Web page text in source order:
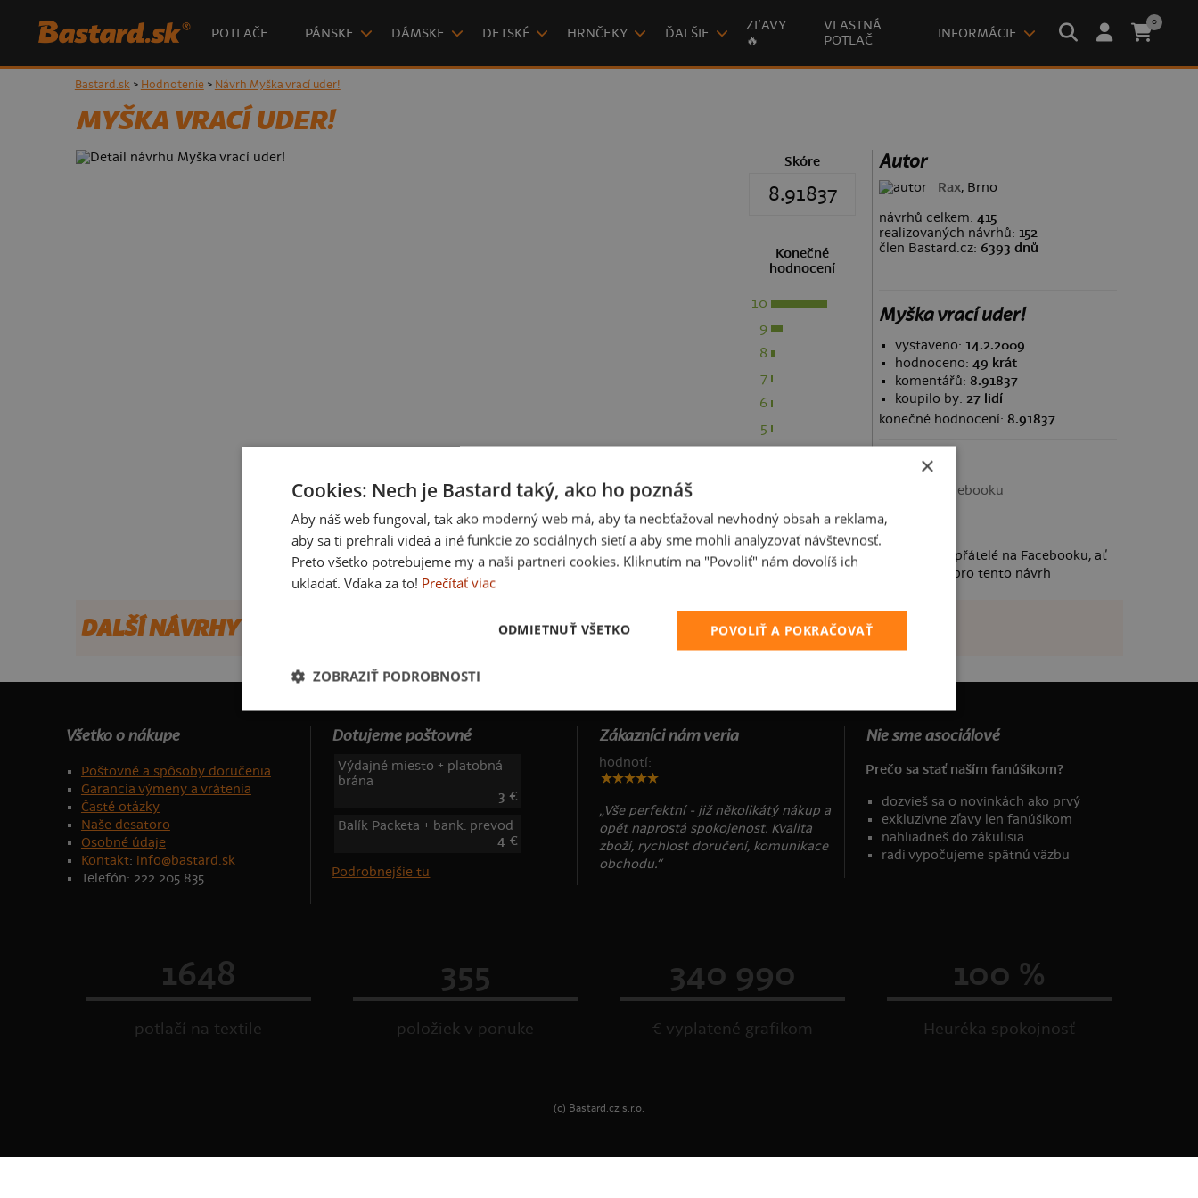
POTLAČE PÁNSKE DÁMSKE DETSKÉ HRNČEKY ĎALŠIE
ZĽAVY
🔥
VLASTNÁ
POTLAČ
INFORMÁCIE
0
Bastard.sk> Hodnotenie> Návrh Myška vrací uder!
MYŠKA VRACÍ UDER!
Skóre
8.91837
Konečné
hodnocení
10
9
8
7
6
5
Autor
Rax, Brno
návrhů celkem: 415
realizovaných návrhů: 152
člen Bastard.cz: 6393 dnů
Myška vrací uder!
vystaveno: 14.2.2009
hodnoceno: 49 krát
komentářů: 8.91837
koupilo by: 27 lidí
konečné hodnocení: 8.91837
Sdílení
Sdílet na Facebooku
Požádej své přátelé na Facebooku, ať
taky hlasují pro tento návrh
DALŠÍ NÁVRHY OD RAX
Všetko o nákupe
Poštovné a spôsoby doručenia
Garancia výmeny a vrátenia
Časté otázky
Naše desatoro
Osobné údaje
Kontakt: info@bastard.sk
Telefón: 222 205 835
Dotujeme poštovné
Výdajné miesto + platobná
brána
3 €
Balík Packeta + bank. prevod
4 €
Podrobnejšie tu
Zákazníci nám veria
hodnotí:
„Vše perfektní - již několikátý nákup a
opět naprostá spokojenost. Kvalita
zboží, rychlost doručení, komunikace
obchodu.“
Nie sme asociálové
Prečo sa stať naším fanúšikom?
dozvieš sa o novinkách ako prvý
exkluzívne zľavy len fanúšikom
nahliadneš do zákulisia
radi vypočujeme spätnú väzbu
1648
potlačí na textile
355
položiek v ponuke
340 990
€ vyplatené grafikom
100 %
Heuréka spokojnosť
(c) Bastard.cz s.r.o.
×
Cookies: Nech je Bastard taký, ako ho poznáš
Aby náš web fungoval, tak ako moderný web má, aby ťa neobťažoval nevhodný obsah a reklama,
aby sa ti prehrali videá a iné funkcie zo sociálnych sietí a aby sme mohli analyzovať návštevnosť.
Preto všetko potrebujeme my a naši partneri cookies. Kliknutím na "Povoliť" nám dovolíš ich
ukladať. Vďaka za to! Prečítať viac
POVOLIŤ A POKRAČOVAŤ
ODMIETNUŤ VŠETKO
ZOBRAZIŤ PODROBNOSTI